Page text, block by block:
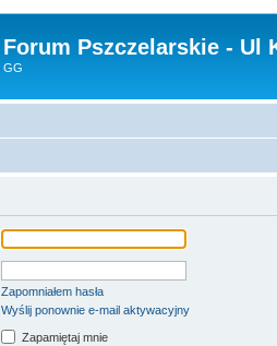
Forum Pszczelarskie - Ul
GG
Zapomniałem hasła
Wyślij ponownie e-mail aktywacyjny
Zapamiętaj mnie